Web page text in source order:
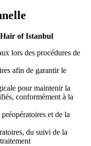
Hair of Istanbul
lors des procédures de
afin de garantir le
pour maintenir la
conformément à la
et de la
du suivi de la